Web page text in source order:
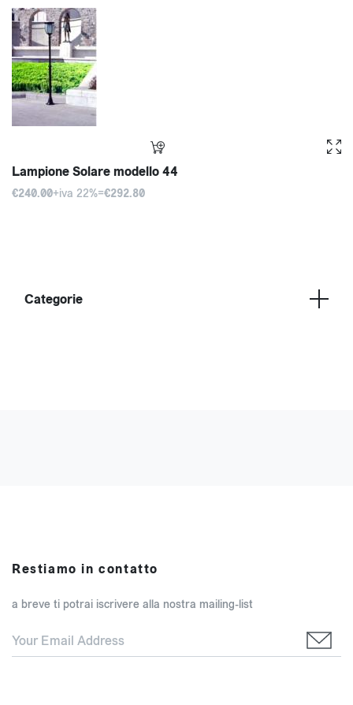
Lampione Solare modello 44
€240.00+iva 22%=€292.80
Categorie
Restiamo in contatto
a breve ti potrai iscrivere alla nostra mailing-list